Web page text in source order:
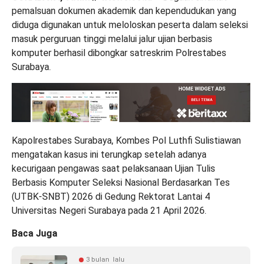
pemalsuan dokumen akademik dan kependudukan yang
diduga digunakan untuk meloloskan peserta dalam seleksi
masuk perguruan tinggi melalui jalur ujian berbasis
komputer berhasil dibongkar satreskrim Polrestabes
Surabaya.
Kapolrestabes Surabaya, Kombes Pol Luthfi Sulistiawan
mengatakan kasus ini terungkap setelah adanya
kecurigaan pengawas saat pelaksanaan Ujian Tulis
Berbasis Komputer Seleksi Nasional Berdasarkan Tes
(UTBK-SNBT) 2026 di Gedung Rektorat Lantai 4
Universitas Negeri Surabaya pada 21 April 2026.
Baca Juga
3 bulan lalu